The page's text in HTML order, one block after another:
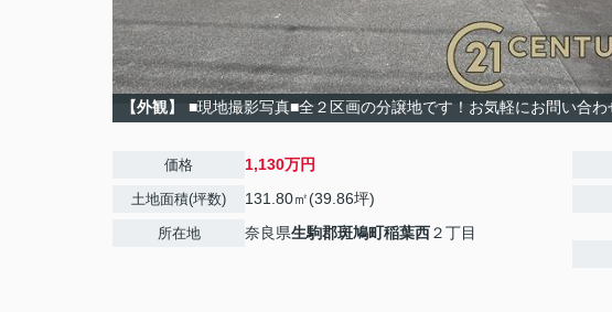
【外観】 ■現地撮影写真■全２区画の分譲地です！お気軽にお問い合わ
価格 1,130万円
土地面積(坪数) 131.80㎡(39.86坪)
所在地 奈良県生駒郡斑鳩町稲葉西２丁目